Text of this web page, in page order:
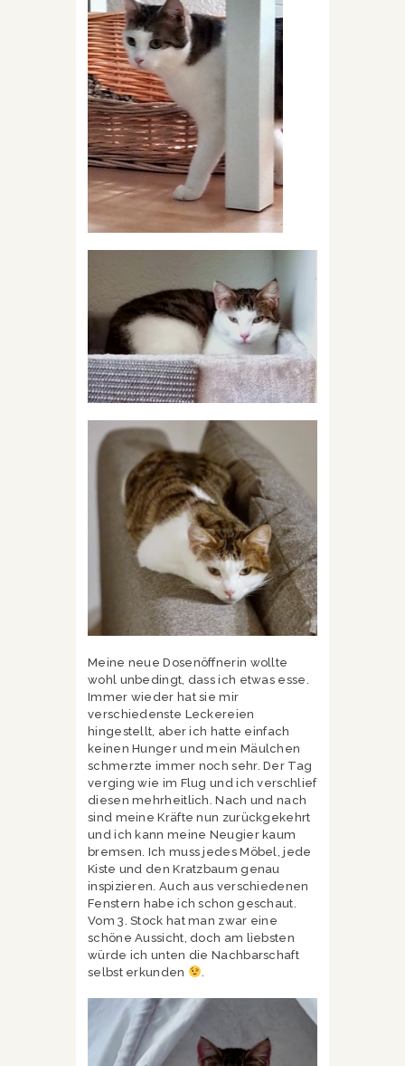
Meine neue Dosenöffnerin wollte
wohl unbedingt, dass ich etwas esse.
Immer wieder hat sie mir
verschiedenste Leckereien
hingestellt, aber ich hatte einfach
keinen Hunger und mein Mäulchen
schmerzte immer noch sehr. Der Tag
verging wie im Flug und ich verschlief
diesen mehrheitlich. Nach und nach
sind meine Kräfte nun zurückgekehrt
und ich kann meine Neugier kaum
bremsen. Ich muss jedes Möbel, jede
Kiste und den Kratzbaum genau
inspizieren. Auch aus verschiedenen
Fenstern habe ich schon geschaut.
Vom 3. Stock hat man zwar eine
schöne Aussicht, doch am liebsten
würde ich unten die Nachbarschaft
selbst erkunden